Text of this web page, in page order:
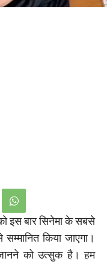
इस बार सिनेमा के सबसे
किया जाएगा।
को उत्सुक है। हम